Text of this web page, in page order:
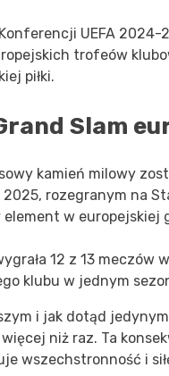
UEFA 2024-
trofeów
piłki.
Slam
kamień milowy
rozegranym na
w europejskiej
12 z 13 meczów
klubu w jednym
i jak dotąd
niż raz. Ta
wszechstronność i